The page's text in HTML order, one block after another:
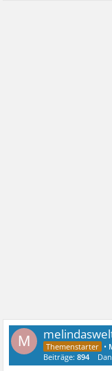
M •
Beiträge:894